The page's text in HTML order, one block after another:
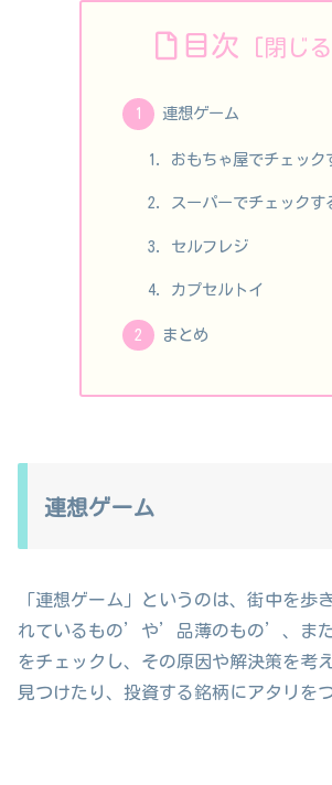
目次
連想ゲーム
おもちゃ屋でチェック
スーパーでチェックす
セルフレジ
カプセルトイ
まとめ
連想ゲーム
「連想ゲーム」というのは、街中を
れているもの’や’品薄のもの’、ま
をチェックし、その原因や解決策を考
見つけたり、投資する銘柄にアタリを